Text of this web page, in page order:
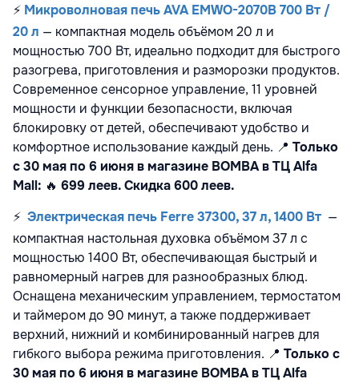
⚡ Микроволновая печь AVA EMWO-2070B 700 Вт /
20 л — компактная модель объёмом 20 л и
мощностью 700 Вт, идеально подходит для быстрого
разогрева, приготовления и разморозки продуктов.
Современное сенсорное управление, 11 уровней
мощности и функции безопасности, включая
блокировку от детей, обеспечивают удобство и
комфортное использование каждый день. 📍 Только
с 30 мая по 6 июня в магазине BOMBA в ТЦ Alfa
Mall: 🔥 699 леев. Скидка 600 леев.
⚡ Электрическая печь Ferre 37300, 37 л, 1400 Вт —
компактная настольная духовка объёмом 37 л с
мощностью 1400 Вт, обеспечивающая быстрый и
равномерный нагрев для разнообразных блюд.
Оснащена механическим управлением, термостатом
и таймером до 90 минут, а также поддерживает
верхний, нижний и комбинированный нагрев для
гибкого выбора режима приготовления. 📍 Только с
30 мая по 6 июня в магазине BOMBA в ТЦ Alfa